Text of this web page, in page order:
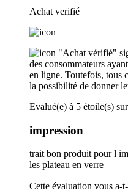
Achat verifié
"Achat vérifié"
des consommateurs
en ligne. Toutefois, tous
la possibilité de donner
Evalué(e) à 5 étoile(s)
impression
trait bon produit pour l
les plateau en verre
Cette évaluation vous a-